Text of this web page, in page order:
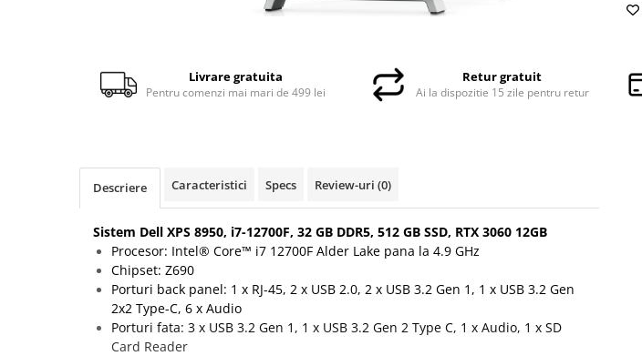
Calculatoare NOI
Calculatoare Mini NOI
Calculatoare RENEW
Calculatoare WORKSTATION
Componente PC NOI
Hard Disk-uri Desktop
Livrare gratuita
Pentru comenzi mai mari de 499 lei
Retur gratuit
Ai la dispozitie 15 zile pentru retur
Descriere Caracteristici Specs Review-uri (0)
Sistem Dell XPS 8950, i7-12700F, 32 GB DDR5, 512 GB SSD, RTX 3060 12GB
Procesor: Intel® Core™ i7 12700F Alder Lake pana la 4.9 GHz
Chipset: Z690
Porturi back panel: 1 x RJ-45, 2 x USB 2.0, 2 x USB 3.2 Gen 1, 1 x USB 3.2 Gen
2x2 Type-C, 6 x Audio
Porturi fata: 3 x USB 3.2 Gen 1, 1 x USB 3.2 Gen 2 Type C, 1 x Audio, 1 x SD
Card Reader